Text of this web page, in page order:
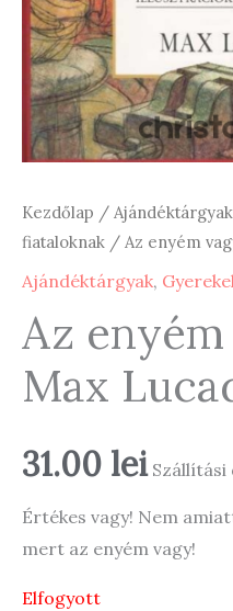
Kezdőlap / Ajándéktárgyak
fiataloknak / Az enyém
Ajándéktárgyak,
Az
Max
31.00 lei Szállítási
Értékes vagy! Nem
mert az enyém vagy!
Elfogyott